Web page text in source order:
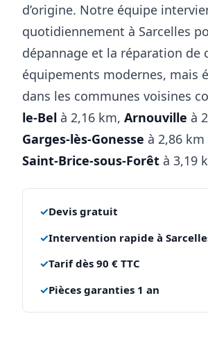
d’origine. Notre équipe
quotidiennement à Sarcelles
dépannage et la réparation de
équipements modernes, mais
dans les communes voisines
le-Bel à 2,16 km, Arnouville à
Garges-lès-Gonesse à 2,86
Saint-Brice-sous-Forêt à 3,19
✓Devis gratuit
✓Intervention rapide à
✓Tarif dès 90 € TTC
✓Pièces garanties 1 an